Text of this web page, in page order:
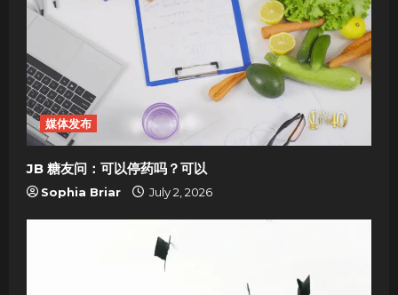
g
a
t
i
o
n
媒体发布
JB 糖友问：可以停药吗？可以
Sophia Briar July 2, 2026